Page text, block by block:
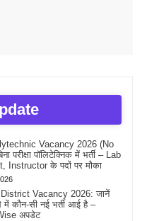
Vacancy 2026 (No
परीक्षा पॉलिटेक्निक में भर्ती – Lab
Instructor के पदों पर मौका
Vacancy 2026: जानें
कौन-सी नई भर्ती आई है –
अपडेट